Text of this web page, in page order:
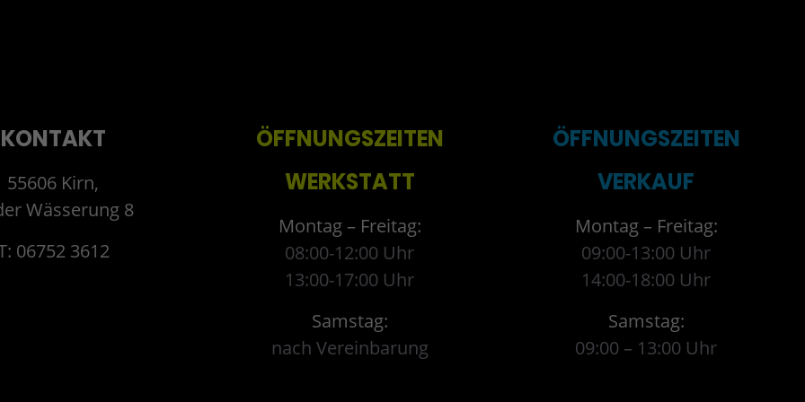
KONTAKT
55606 Kirn,
Wässerung 8
06752 3612
ÖFFNUNGSZEITEN
WERKSTATT
Montag – Freitag:
08:00-12:00 Uhr
13:00-17:00 Uhr
Samstag:
nach Vereinbarung
ÖFFNUNGSZEITEN
VERKAUF
Montag – Freitag:
09:00-13:00 Uhr
14:00-18:00 Uhr
Samstag:
09:00 – 13:00 Uhr